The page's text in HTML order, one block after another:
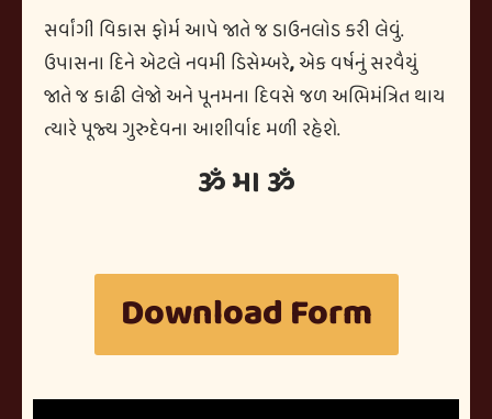
સર્વાંગી વિકાસ ફોર્મ આપે જાતે જ ડાઉનલોડ કરી લેવું.
ઉપાસના દિને એટલે નવમી ડિસેમ્બરે,એક વર્ષનું સરવૈયું
જાતે જ કાઢી લેજો અને પૂનમના દિવસે જળ અભિમંત્રિત થાય
ત્યારે પૂજ્ય ગુરુદેવના આશીર્વાદ મળી રહેશે.
ૐ મા ૐ
Download Form